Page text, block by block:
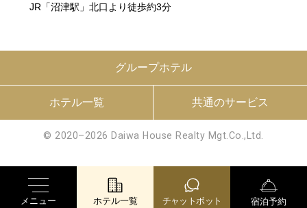
JR「沼津駅」北口より徒歩約3分
グループホテル
ホテル一覧 共通のサービス
© 2020–2026 Daiwa House Realty Mgt.Co.,Ltd.
メニュー ホテル一覧 チャットボット 宿泊予約